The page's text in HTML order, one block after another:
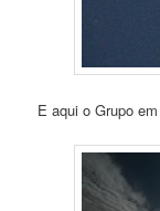
E aqui o Grupo